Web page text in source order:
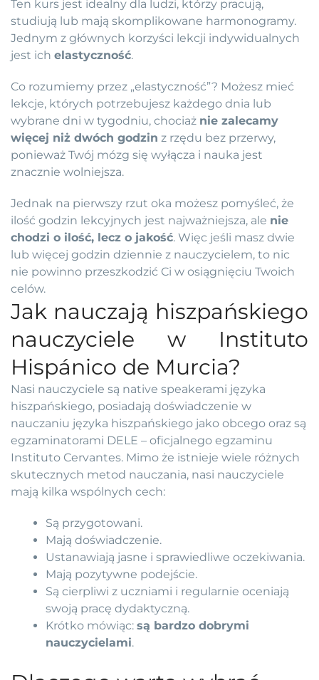
Ten kurs jest idealny dla ludzi, którzy pracują,
studiują lub mają skomplikowane harmonogramy.
Jednym z głównych korzyści lekcji indywidualnych
jest ich elastyczność.
Co rozumiemy przez „elastyczność”? Możesz mieć
lekcje, których potrzebujesz każdego dnia lub
wybrane dni w tygodniu, chociaż nie zalecamy
więcej niż dwóch godzin z rzędu bez przerwy,
ponieważ Twój mózg się wyłącza i nauka jest
znacznie wolniejsza.
Jednak na pierwszy rzut oka możesz pomyśleć, że
ilość godzin lekcyjnych jest najważniejsza, ale nie
chodzi o ilość, lecz o jakość. Więc jeśli masz dwie
lub więcej godzin dziennie z nauczycielem, to nic
nie powinno przeszkodzić Ci w osiągnięciu Twoich
celów.
Jak nauczają hiszpańskiego
nauczyciele w Instituto
Hispánico de Murcia?
Nasi nauczyciele są native speakerami języka
hiszpańskiego, posiadają doświadczenie w
nauczaniu języka hiszpańskiego jako obcego oraz są
egzaminatorami DELE – oficjalnego egzaminu
Instituto Cervantes. Mimo że istnieje wiele różnych
skutecznych metod nauczania, nasi nauczyciele
mają kilka wspólnych cech:
Są przygotowani.
Mają doświadczenie.
Ustanawiają jasne i sprawiedliwe oczekiwania.
Mają pozytywne podejście.
Są cierpliwi z uczniami i regularnie oceniają
swoją pracę dydaktyczną.
Krótko mówiąc:są bardzo dobrymi
nauczycielami.